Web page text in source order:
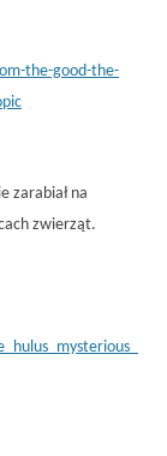
the-good-the-
zarabiał na
zwierząt.